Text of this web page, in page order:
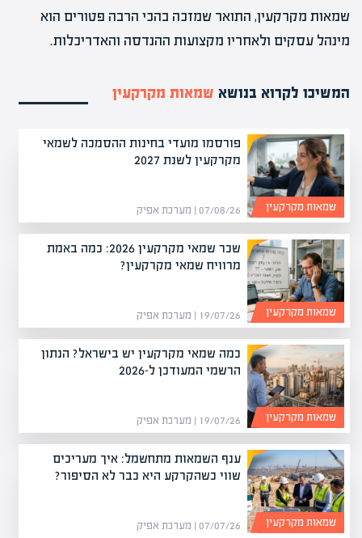
שמאות מקרקעין, התואר שמזכה בהכי הרבה פטורים הוא
מינהל עסקים ולאחריו מקצועות ההנדסה והאדריכלות.
המשיכו לקרוא בנושא שמאות מקרקעין
פורסמו מועדי בחינות ההסמכה לשמאי
מקרקעין לשנת 2027
07/08/26 | מערכת אפיק שמאות מקרקעין
שכר שמאי מקרקעין 2026: כמה באמת
מרוויח שמאי מקרקעין?
19/07/26 | מערכת אפיק שמאות מקרקעין
כמה שמאי מקרקעין יש בישראל? הנתון
הרשמי המעודכן ל-2026
19/07/26 | מערכת אפיק שמאות מקרקעין
ענף השמאות מתחשמל: איך מעריכים
שווי כשהקרקע היא כבר לא הסיפור?
07/07/26 | מערכת אפיק שמאות מקרקעין